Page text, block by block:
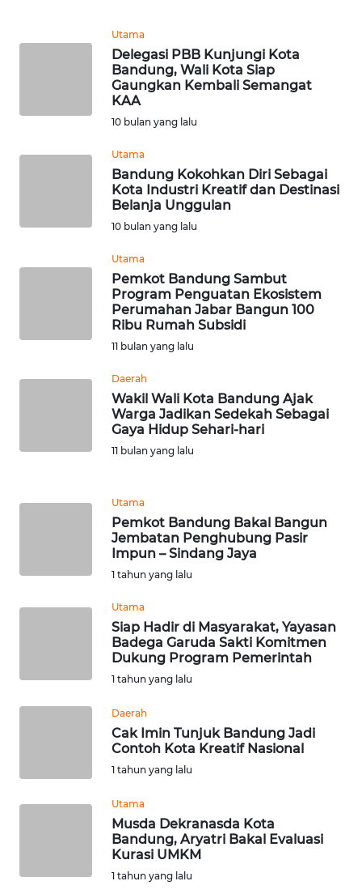
Utama
Delegasi PBB Kunjungi Kota
Bandung, Wali Kota Siap
Gaungkan Kembali Semangat
KAA
10 bulan yang lalu
Utama
Bandung Kokohkan Diri Sebagai
Kota Industri Kreatif dan Destinasi
Belanja Unggulan
10 bulan yang lalu
Utama
Pemkot Bandung Sambut
Program Penguatan Ekosistem
Perumahan Jabar Bangun 100
Ribu Rumah Subsidi
11 bulan yang lalu
Daerah
Wakil Wali Kota Bandung Ajak
Warga Jadikan Sedekah Sebagai
Gaya Hidup Sehari-hari
11 bulan yang lalu
Utama
Pemkot Bandung Bakal Bangun
Jembatan Penghubung Pasir
Impun – Sindang Jaya
1 tahun yang lalu
Utama
Siap Hadir di Masyarakat, Yayasan
Badega Garuda Sakti Komitmen
Dukung Program Pemerintah
1 tahun yang lalu
Daerah
Cak Imin Tunjuk Bandung Jadi
Contoh Kota Kreatif Nasional
1 tahun yang lalu
Utama
Musda Dekranasda Kota
Bandung, Aryatri Bakal Evaluasi
Kurasi UMKM
1 tahun yang lalu
BABEL
SUMSEL
WN
JATENG
WN
JOGJA